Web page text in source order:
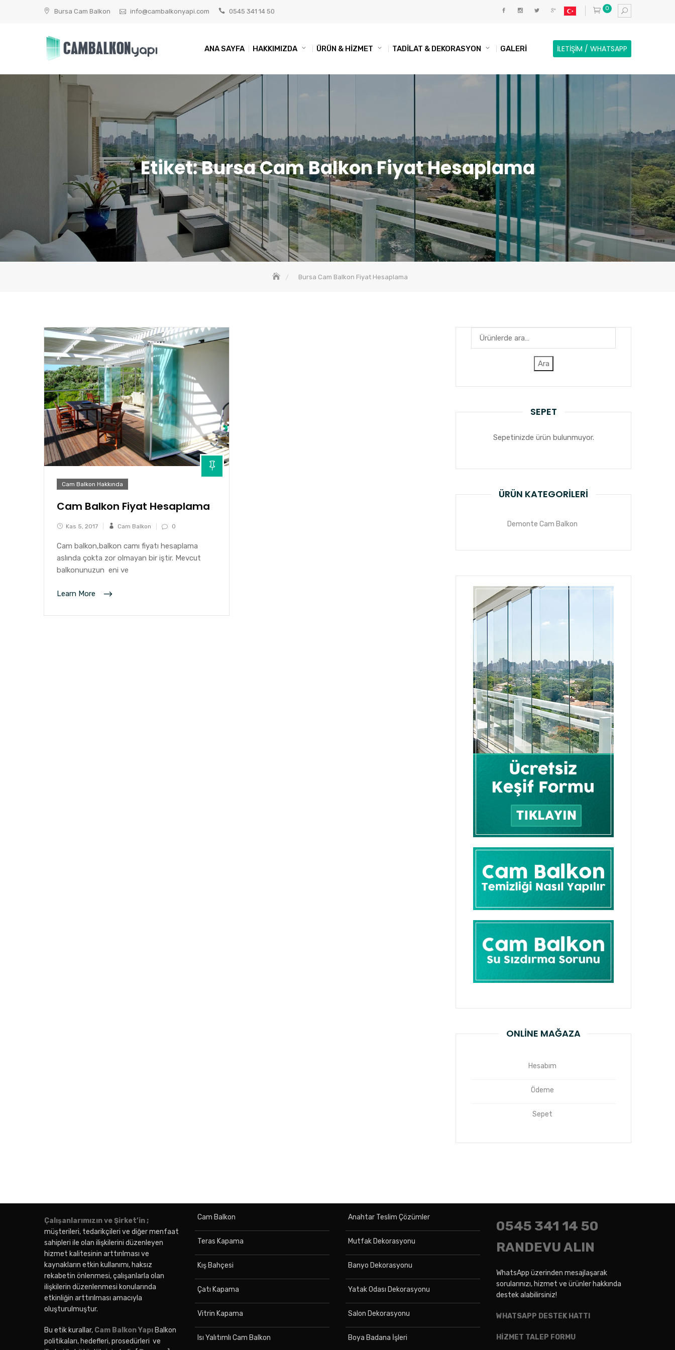
Bursa Cam Balkon info@cambalkonyapi.com 0545 341 14 50 0
ANA SAYFA HAKKIMIZDA ÜRÜN & HİZMET TADİLAT & DEKORASYON GALERİ İLETİŞİM / WHATSAPP
Etiket:Bursa Cam Balkon Fiyat Hesaplama
Bursa Cam Balkon Fiyat Hesaplama
Cam Balkon Hakkında
Cam Balkon Fiyat Hesaplama
Kas 5, 2017 Cam Balkon 0
Cam balkon,balkon camı fiyatı hesaplama
aslında çokta zor olmayan bir iştir. Mevcut
balkonunuzun eni ve
Learn More
Ara:
Ara
SEPET
Sepetinizde ürün bulunmuyor.
ÜRÜN KATEGORILERI
Demonte Cam Balkon
ONLINE MAĞAZA
Hesabım
Ödeme
Sepet
Çalışanlarımızın ve Şirket’in ;
müşterileri, tedarikçileri ve diğer menfaat
sahipleri ile olan ilişkilerini düzenleyen
hizmet kalitesinin arttırılması ve
kaynakların etkin kullanımı, haksız
rekabetin önlenmesi, çalışanlarla olan
ilişkilerin düzenlenmesi konularında
etkinliğin arttırılması amacıyla
oluşturulmuştur.
Bu etik kurallar, Cam Balkon Yapı Balkon
politikaları, hedefleri, prosedürleri ve
Cam Balkon
Teras Kapama
Kış Bahçesi
Çatı Kapama
Vitrin Kapama
Isı Yalıtımlı Cam Balkon
Anahtar Teslim Çözümler
Mutfak Dekorasyonu
Banyo Dekorasyonu
Yatak Odası Dekorasyonu
Salon Dekorasyonu
Boya Badana İşleri
0545 341 14 50
RANDEVU ALIN
WhatsApp üzerinden mesajlaşarak
sorularınızı, hizmet ve ürünler hakkında
destek alabilirsiniz!
WHATSAPP DESTEK HATTI
HİZMET TALEP FORMU